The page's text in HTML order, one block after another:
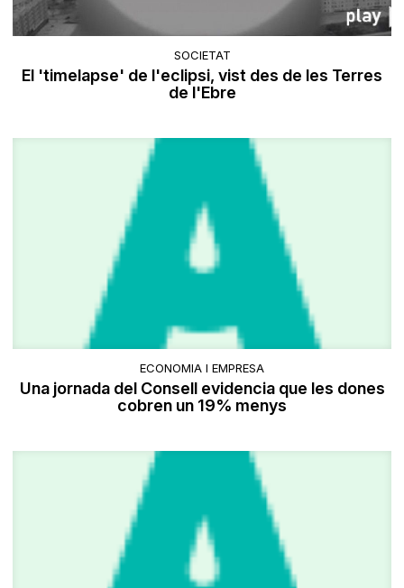
SOCIETAT
El 'timelapse' de l'eclipsi, vist des de les Terres
de l'Ebre
ECONOMIA I EMPRESA
Una jornada del Consell evidencia que les dones
cobren un 19% menys